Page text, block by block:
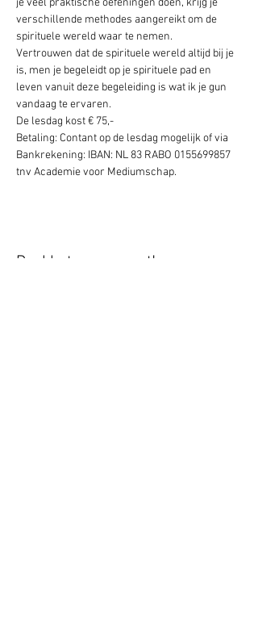
je veel praktische oefeningen doen, krijg je
verschillende methodes aangereikt om de
spirituele wereld waar te nemen.
Vertrouwen dat de spirituele wereld altijd bij je
is, men je begeleidt op je spirituele pad en
leven vanuit deze begeleiding is wat ik je gun
vandaag te ervaren.
De lesdag kost € 75,-
Betaling: Contant op de lesdag mogelijk of via
Bankrekening: IBAN: NL 83 RABO 0155699857
tnv Academie voor Mediumschap.
Deel het evenement!